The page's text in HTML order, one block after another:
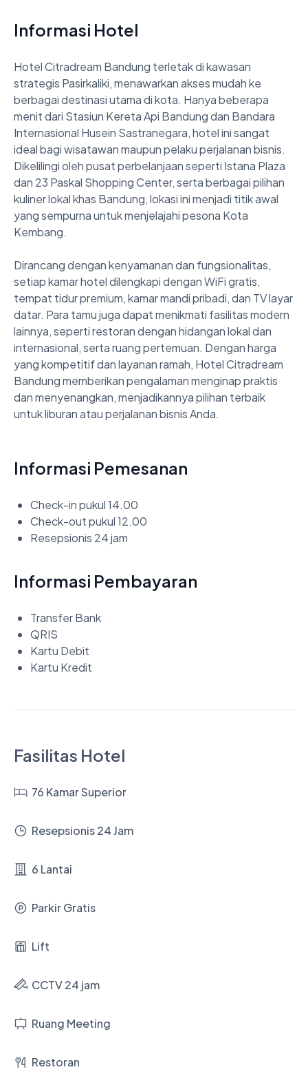
Informasi Hotel
Hotel Citradream Bandung terletak di kawasan
strategis Pasirkaliki, menawarkan akses mudah ke
berbagai destinasi utama di kota. Hanya beberapa
menit dari Stasiun Kereta Api Bandung dan Bandara
Internasional Husein Sastranegara, hotel ini sangat
ideal bagi wisatawan maupun pelaku perjalanan bisnis.
Dikelilingi oleh pusat perbelanjaan seperti Istana Plaza
dan 23 Paskal Shopping Center, serta berbagai pilihan
kuliner lokal khas Bandung, lokasi ini menjadi titik awal
yang sempurna untuk menjelajahi pesona Kota
Kembang.
Dirancang dengan kenyamanan dan fungsionalitas,
setiap kamar hotel dilengkapi dengan WiFi gratis,
tempat tidur premium, kamar mandi pribadi, dan TV layar
datar. Para tamu juga dapat menikmati fasilitas modern
lainnya, seperti restoran dengan hidangan lokal dan
internasional, serta ruang pertemuan. Dengan harga
yang kompetitif dan layanan ramah, Hotel Citradream
Bandung memberikan pengalaman menginap praktis
dan menyenangkan, menjadikannya pilihan terbaik
untuk liburan atau perjalanan bisnis Anda.
Informasi Pemesanan
Check-in pukul 14.00
Check-out pukul 12.00
Resepsionis 24 jam
Informasi Pembayaran
Transfer Bank
QRIS
Kartu Debit
Kartu Kredit
Fasilitas Hotel
76 Kamar Superior
Resepsionis 24 Jam
6 Lantai
Parkir Gratis
Lift
CCTV 24 jam
Ruang Meeting
Restoran